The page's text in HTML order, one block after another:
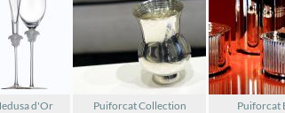
d'Or
Puiforcat Collection
Puiforcat